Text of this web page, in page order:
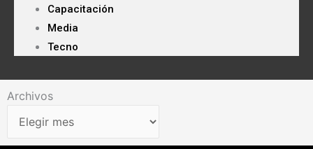
Capacitación
Media
Tecno
Archivos
Archivos